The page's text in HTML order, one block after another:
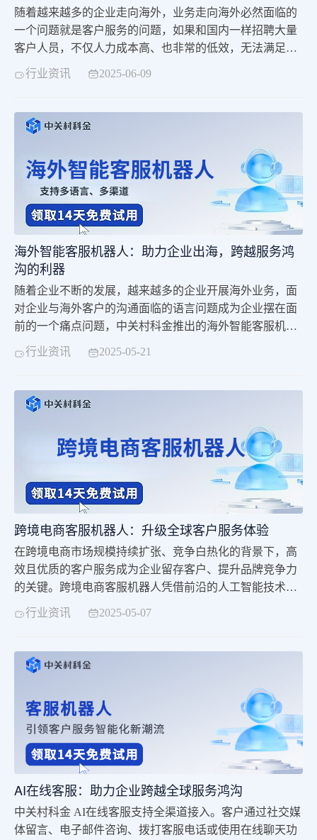
随着越来越多的企业走向海外，业务走向海外必然面临的
一个问题就是客户服务的问题，如果和国内一样招聘大量
客户人员，不仅人力成本高、也非常的低效，无法满足企
业对高效、智能的基本需求，中关村科金推出的海外智能
智能客服机器人是一款先进的客户互动解决方案，利用智
能聊天机器人和自动化流程，提供7*24小时的客户支
行业资讯 2025-06-09
海外智能客服机器人：助力企业出海，跨越服务鸿
沟的利器​
随着企业不断的发展，越来越多的企业开展海外业务，面
对企业与海外客户的沟通面临的语言问题成为企业摆在面
前的一个痛点问题，中关村科金推出的海外智能客服机器
人帮助企业解决了这一语言不通的难点问题。自然语言处
理（NLP）技术是海外客服机器人的核心技术之一。通过
入，包括文字、语音等形式。机器人可以分析客户的意图
和需求，并给出相应的回答和解决方案。这种技术的
行业资讯 2025-05-21
跨境电商客服机器人：升级全球客户服务体验​
在跨境电商市场规模持续扩张、竞争白热化的背景下，高
效且优质的客户服务成为企业留存客户、提升品牌竞争力
的关键。跨境电商客服机器人凭借前沿的人工智能技术，
深度融入客户服务全流程，打破传统客服模式的时空与人
然语言处理、多语言翻译、机器学习等技术，专门为跨境
电商场景设计的智能服务系统。它能够实时响应客户咨询
行业资讯 2025-05-07
AI在线客服：助力企业跨越全球服务鸿沟
中关村科金 AI在线客服支持全渠道接入。客户通过社交媒
体留言、电子邮件咨询、拨打客服电话或使用在线聊天功